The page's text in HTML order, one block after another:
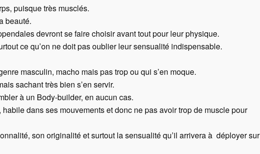
puisque très musclés.
beauté.
devront se faire choisir avant tout pour leur physique.
ce qu’on ne doit pas oublier leur sensualité indispensable.
masculin, macho mais pas trop ou qui s’en moque.
sachant très bien s’en servir.
à un Body-builder, en aucun cas.
dans ses mouvements et donc ne pas avoir trop de muscle pour
son originalité et surtout la sensualité qu’il arrivera à déployer sur